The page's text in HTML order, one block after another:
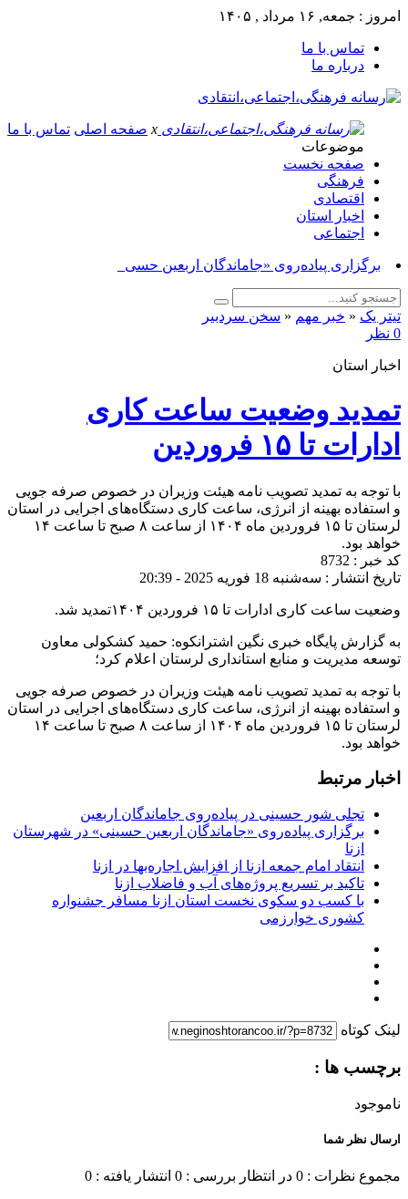
امروز : جمعه, ۱۶ مرداد , ۱۴۰۵
تماس با ما
درباره ما
x صفحه اصلی تماس با ما
موضوعات
صفحه نخست
فرهنگی
اقتصادی
اخبار استان
اجتماعی
برگزاری پیاده‌روی «جاماندگان اربعین حسینی» در_
تیتر یک « خبر مهم « سخن سردبیر
0 نظر
اخبار استان
تمدید وضعیت ساعت کاری
ادارات تا ۱۵ فروردین
با توجه به تمدید تصویب نامه هیئت وزیران در خصوص صرفه جویی
و استفاده بهینه از انرژی، ساعت کاری دستگاه‌های اجرایی در استان
لرستان تا ۱۵ فروردین ماه ۱۴۰۴ از ساعت ۸ صبح تا ساعت ۱۴
خواهد بود.
کد خبر : 8732
تاریخ انتشار : سه‌شنبه 18 فوریه 2025 - 20:39
وضعیت ساعت کاری ادارات تا ۱۵ فروردین ۱۴۰۴‌تمدید شد.
به گزارش پایگاه خبری نگین اشترانکوه: حمید کشکولی معاون
توسعه مدیریت و منابع استانداری لرستان اعلام کرد؛
با توجه به تمدید تصویب نامه هیئت وزیران در خصوص صرفه جویی
و استفاده بهینه از انرژی، ساعت کاری دستگاه‌های اجرایی در استان
لرستان تا ۱۵ فروردین ماه ۱۴۰۴ از ساعت ۸ صبح تا ساعت ۱۴
خواهد بود.
اخبار مرتبط
تجلی شور حسینی در پیاده‌روی جاماندگان اربعین
برگزاری پیاده‌روی «جاماندگان اربعین حسینی» در شهرستان
ازنا
انتقاد امام جمعه ازنا از افزایش اجاره‌بها در ازنا
تاکید بر تسریع پروژه‌های آب و فاضلاب ازنا
با کسب دو سکوی نخست استان ازنا مسافر جشنواره
کشوری خوارزمی
لینک کوتاه
برچسب ها :
ناموجود
ارسال نظر شما
مجموع نظرات : 0 در انتظار بررسی : 0 انتشار یافته : 0